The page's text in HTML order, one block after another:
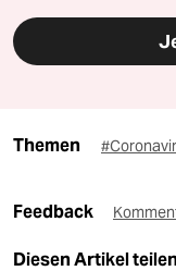
Themen
Feedback
Diesen Artikel